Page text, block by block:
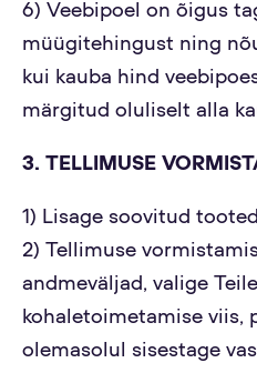
6) Veebipoel on õigus
müügitehingust ning
kui kauba hind
märgitud oluliselt alla
3. TELLIMUSE
1) Lisage soovitud
2) Tellimuse
andmeväljad, valige
kohaletoimetamise viis,
olemasolul sisestage